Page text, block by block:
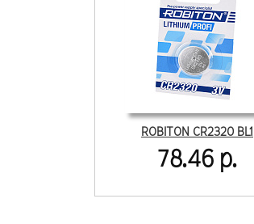
ROBITON CR2320 BL1
78.46 р.